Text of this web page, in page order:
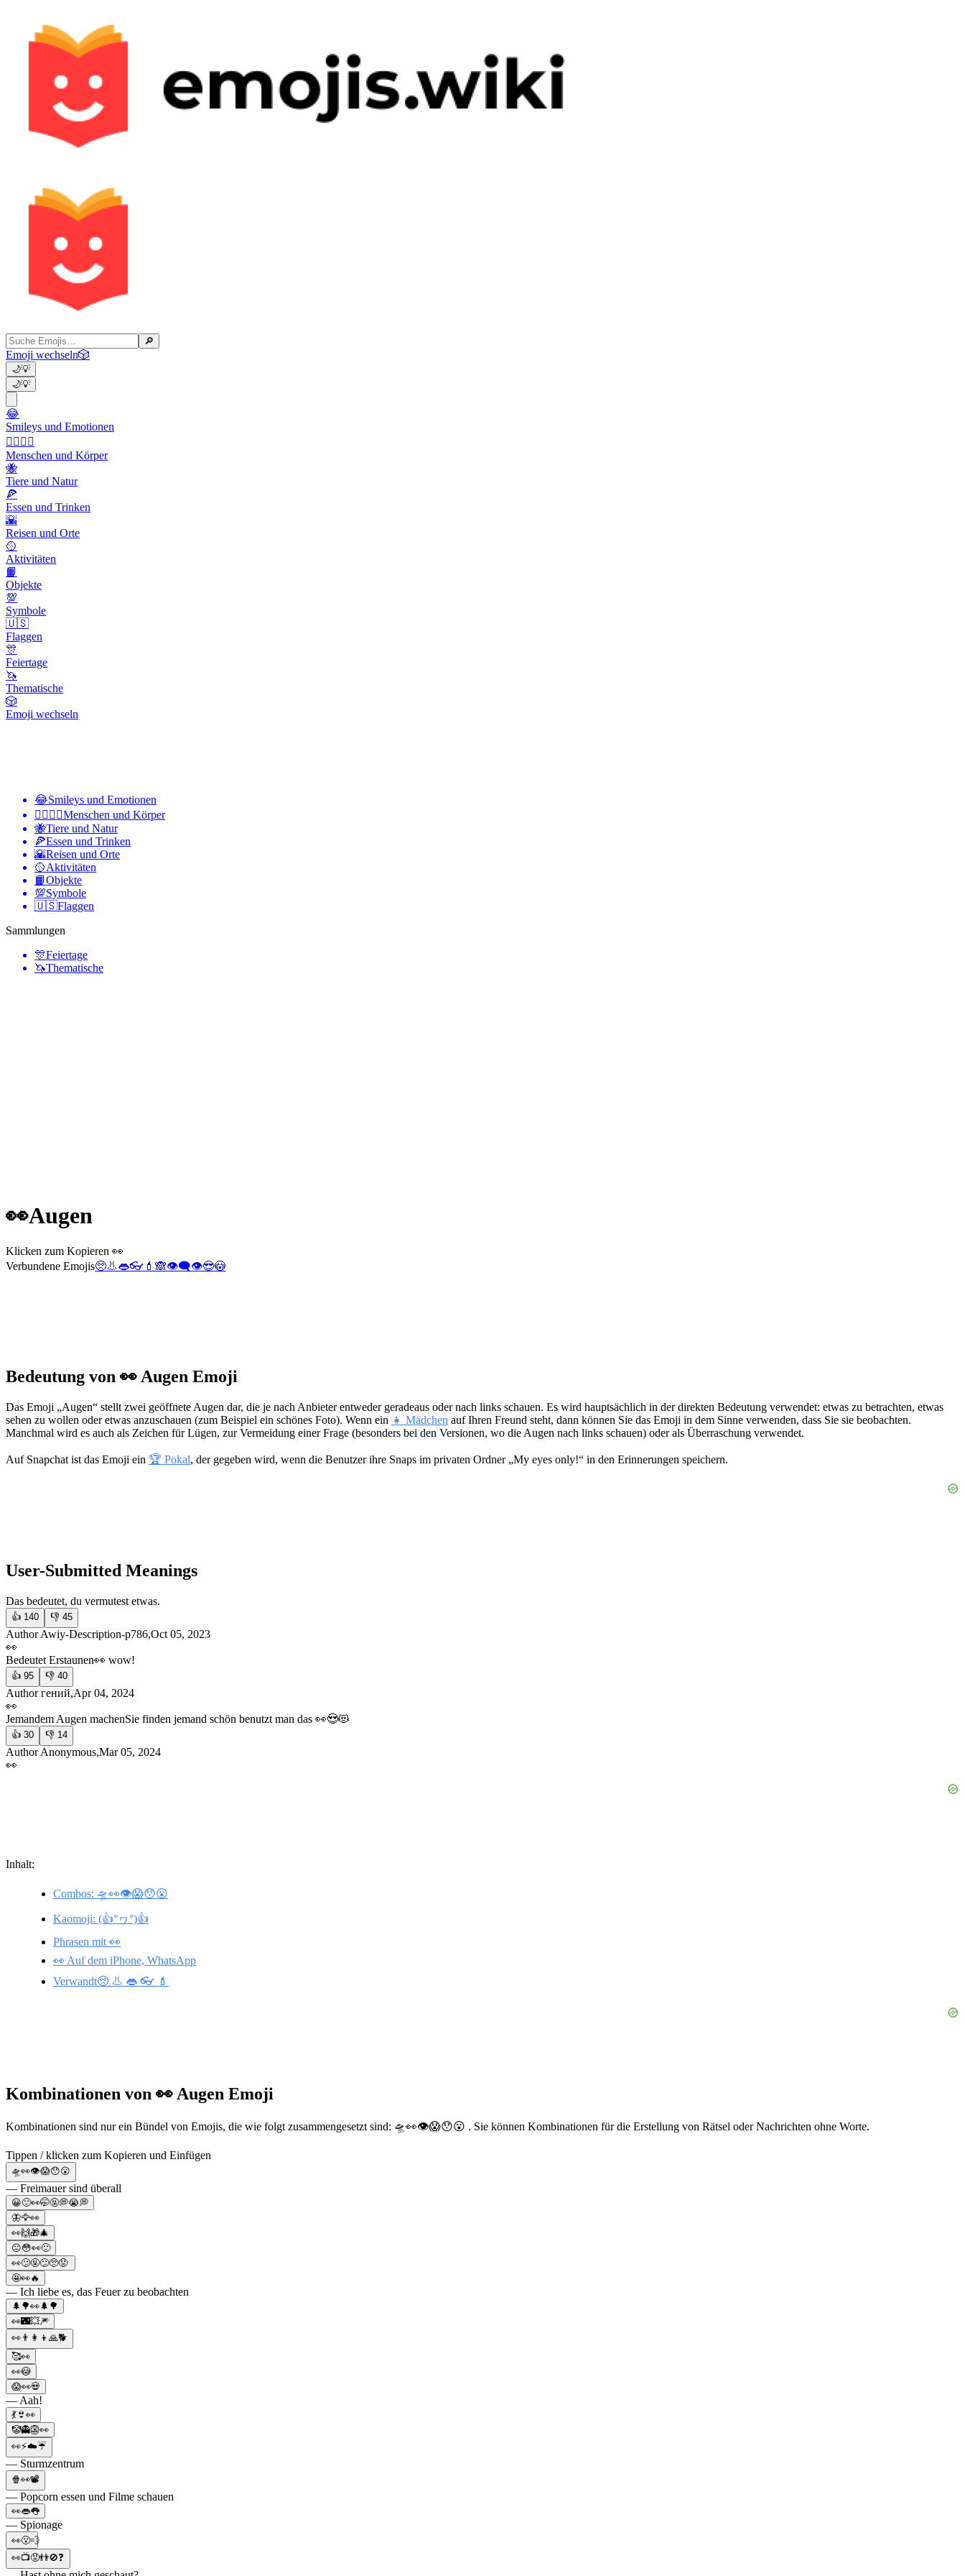
🔎
Emoji wechseln🎲
🌙💡
🌙💡
😂
Smileys und Emotionen
👩‍❤️‍💋‍👨
Menschen und Körper
🐝
Tiere und Natur
🍕
Essen und Trinken
🌇
Reisen und Orte
🥎
Aktivitäten
📙
Objekte
💯
Symbole
🇺🇸
Flaggen
🎊
Feiertage
🦄
Thematische
🎲
Emoji wechseln
😂Smileys und Emotionen
👩‍❤️‍💋‍👨Menschen und Körper
🐝Tiere und Natur
🍕Essen und Trinken
🌇Reisen und Orte
🥎Aktivitäten
📙Objekte
💯Symbole
🇺🇸Flaggen
Sammlungen
🎊Feiertage
🦄Thematische
👀Augen
Klicken zum Kopieren 👀
Verbundene Emojis🥺👃👄👓 💄 🙈👁️‍🗨️👁️😎😳
Bedeutung von 👀 Augen Emoji
Das Emoji „Augen“ stellt zwei geöffnete Augen dar, die je nach Anbieter entweder geradeaus oder nach links schauen. Es wird hauptsächlich in der direkten Bedeutung verwendet: etwas zu betrachten, etwas
sehen zu wollen oder etwas anzuschauen (zum Beispiel ein schönes Foto). Wenn ein 👧 Mädchen auf Ihren Freund steht, dann können Sie das Emoji in dem Sinne verwenden, dass Sie sie beobachten.
Manchmal wird es auch als Zeichen für Lügen, zur Vermeidung einer Frage (besonders bei den Versionen, wo die Augen nach links schauen) oder als Überraschung verwendet.
Auf Snapchat ist das Emoji ein 🏆 Pokal, der gegeben wird, wenn die Benutzer ihre Snaps im privaten Ordner „My eyes only!“ in den Erinnerungen speichern.
User-Submitted Meanings
Das bedeutet, du vermutest etwas.
👍 140 👎 45
Author Awiy-Description-p786,Oct 05, 2023
👀
Bedeutet Erstaunen👀 wow!
👍 95 👎 40
Author гений,Apr 04, 2024
👀
Jemandem Augen machenSie finden jemand schön benutzt man das 👀😍😻
👍 30 👎 14
Author Anonymous,Mar 05, 2024
👀
Inhalt:
Combos: 🛸👀👁😱😯😮
Kaomoji: (👍°ヮ°)👍
Phrasen mit 👀
👀 Auf dem iPhone, WhatsApp
Verwandt🥺 👃 👄 👓 💄
Kombinationen von 👀 Augen Emoji
Kombinationen sind nur ein Bündel von Emojis, die wie folgt zusammengesetzt sind: 🛸👀👁😱😯😮 . Sie können Kombinationen für die Erstellung von Rätsel oder Nachrichten ohne Worte.
Tippen / klicken zum Kopieren und Einfügen
🛸👀👁😱😯😮
— Freimauer sind überall
😀🙂👀🤭🤬💭😭💭
🦋🦅👀
👀🙌🎁🎄
😐😳👀🙂
👀😕🤬😕🥺😡
🤩👀🔥
— Ich liebe es, das Feuer zu beobachten
🌲🌳👀🌲🌳
👀🌃💥🎆
👀👨‍👩‍👦🙏🐕
🥰👀
👀😳
😱👀💀
— Aah!
💃👙👀
🤡👻👺👀
👀⚡☁️☔
— Sturmzentrum
🍿👀📽
— Popcorn essen und Filme schauen
👀👄👅
— Spionage
👀😮‍💨
👀📺😡👬🚫❓